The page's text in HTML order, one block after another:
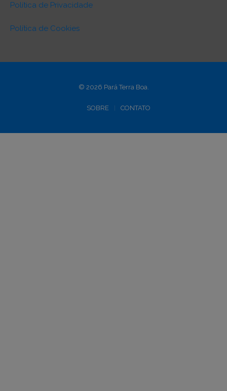
Política de Privacidade
Política de Cookies
© 2026 Pará Terra Boa.
SOBRE CONTATO